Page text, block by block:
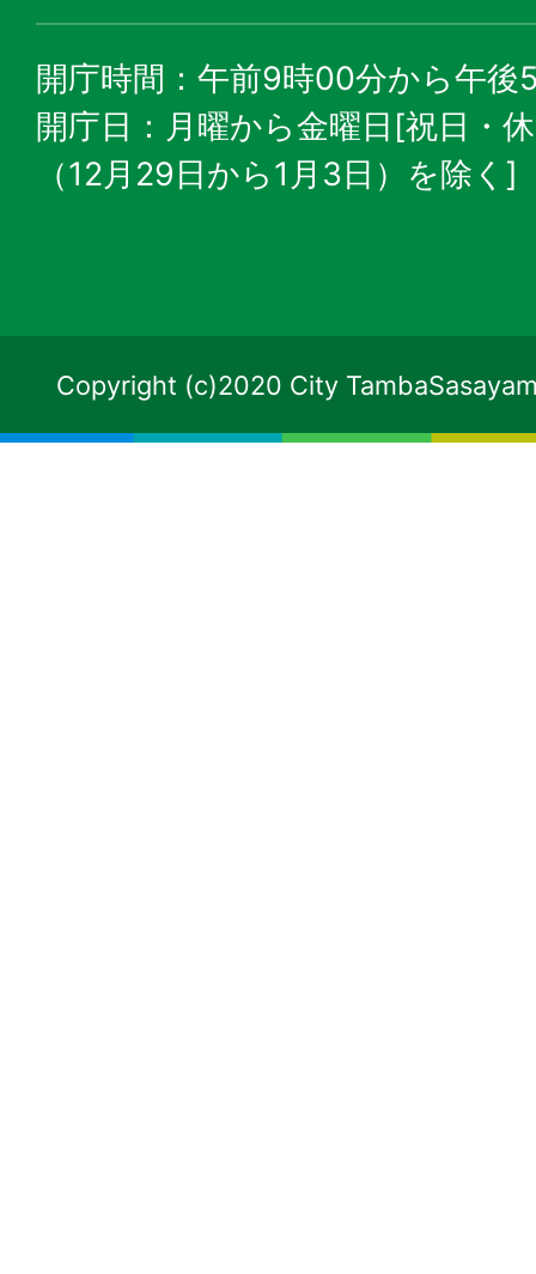
開庁時間：午前9時00分から午後
開庁日：月曜から金曜日[祝日・
（12月29日から1月3日）を除く]
Copyright (c)2020 City